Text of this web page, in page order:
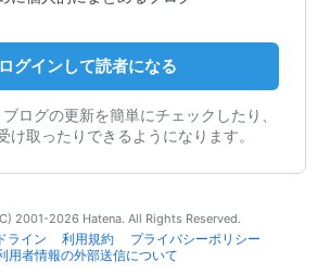
ログインして読者になる
ログの更新を簡単にチェックしたり、
け取ったりできるようになります。
2001-2026 Hatena. All Rights Reserved.
ライン 利用規約
プライバシーポリシー
用者情報の外部送信について